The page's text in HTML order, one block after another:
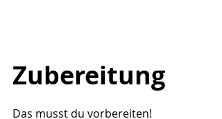
Zubereitung
Das musst du vorbereiten!